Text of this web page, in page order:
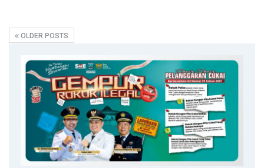
OLDER POSTS